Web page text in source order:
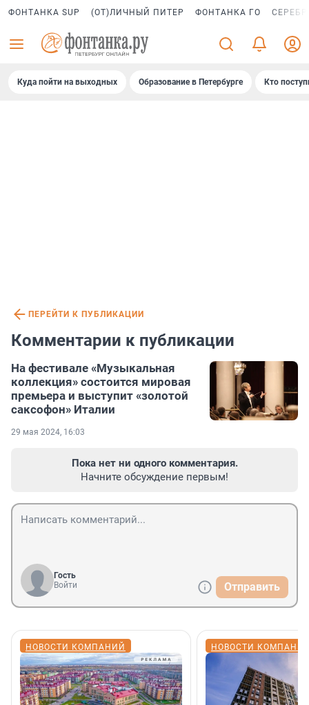
ФОНТАНКА SUP (ОТ)ЛИЧНЫЙ ПИТЕР ФОНТАНКА ГО
Куда пойти на выходных Образование в Петербурге Кто
ПЕРЕЙТИ К ПУБЛИКАЦИИ
Комментарии к публикации
На фестивале «Музыкальная
коллекция» состоится мировая
премьера и выступит «золотой
саксофон» Италии
29 мая 2024, 16:03
Пока нет ни одного комментария.
Начните обсуждение первым!
Гость
Войти
Отправить
НОВОСТИ КОМПАНИЙ НОВОСТИ